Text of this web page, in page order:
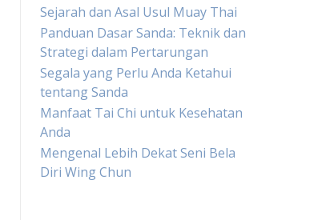
Sejarah dan Asal Usul Muay Thai
Panduan Dasar Sanda: Teknik dan
Strategi dalam Pertarungan
Segala yang Perlu Anda Ketahui
tentang Sanda
Manfaat Tai Chi untuk Kesehatan
Anda
Mengenal Lebih Dekat Seni Bela
Diri Wing Chun